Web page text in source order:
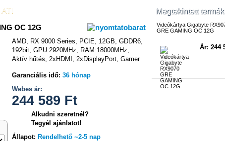
OC 12G
AMD, RX 9000 Series, PCIE, 12GB, GDDR6,
192bit, GPU:2920MHz, RAM:18000MHz,
Aktív hűtés, 2xHDMI, 2xDisplayPort, Gamer
Garanciális idő: 36 hónap
Webes ár:
244 589 Ft
Alkudni szeretnél?
Tegyél ajánlatot!
Állapot: Rendelhető ~2-5 nap
Megtekintett
Videókártya Gigabyte
GRE GAMING OC 12G
Ár: 244